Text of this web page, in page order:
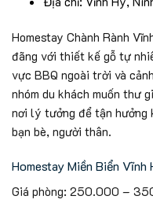
Homestay Chành Rành
đãng với thiết kế gỗ tự
vực BBQ ngoài trời và
nhóm du khách muốn thư
nơi lý tưởng để tận hưởng
bạn bè, người thân.
Homestay Miền Biển Vĩnh
Giá phòng: 250.000 –